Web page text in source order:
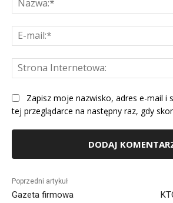
Zapisz moje nazwisko, adres e-mail i
tej przeglądarce na następny raz, gdy
Poprzedni artykuł
Gazeta firmowa